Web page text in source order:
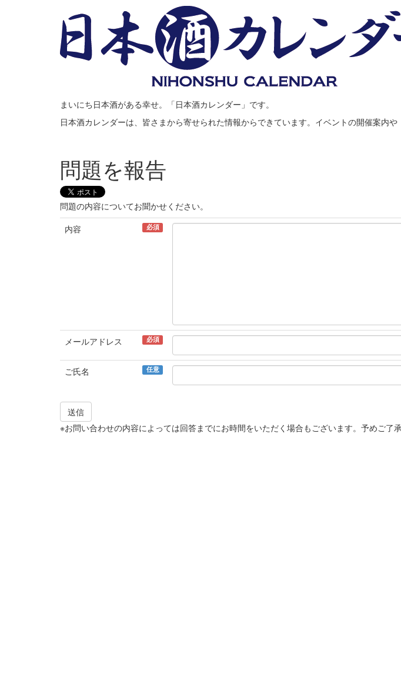
まいにち日本酒がある幸せ。「日本酒カレンダー」です。
日本酒カレンダーは、皆さまから寄せられた情報からできています。イベントの開催案内
問題を報告
問題の内容についてお聞かせください。
内容
必須
メールアドレス 必須
ご氏名 任意
送信
※お問い合わせの内容によっては回答までにお時間をいただく場合もございます。予めご了承